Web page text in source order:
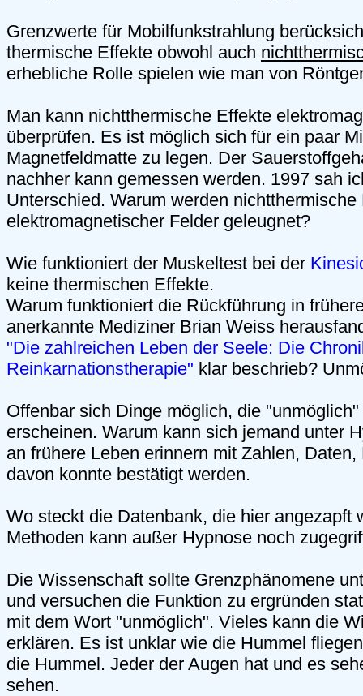
Grenzwerte für Mobilfunkstrahlung
thermische Effekte obwohl auch
erhebliche Rolle spielen wie man von
Man kann nichtthermische Effekte
überprüfen. Es ist möglich sich für ein paar
Magnetfeldmatte zu legen. Der
nachher kann gemessen werden. 1997 sah
Unterschied. Warum werden nichtthermische
elektromagnetischer Felder geleugnet?
Wie funktioniert der Muskeltest bei der
keine thermischen Effekte.
Warum funktioniert die Rückführung in
anerkannte Mediziner Brian Weiss
"Die zahlreichen Leben der Seele: Die
Reinkarnationstherapie" klar beschrieb?
Offenbar sich Dinge möglich, die
erscheinen. Warum kann sich jemand unter
an frühere Leben erinnern mit Zahlen,
davon konnte bestätigt werden.
Wo steckt die Datenbank, die hier angezapft
Methoden kann außer Hypnose noch
Die Wissenschaft sollte Grenzphänomene
und versuchen die Funktion zu ergründen
mit dem Wort "unmöglich". Vieles kann die
erklären. Es ist unklar wie die Hummel
die Hummel. Jeder der Augen hat und es
sehen.